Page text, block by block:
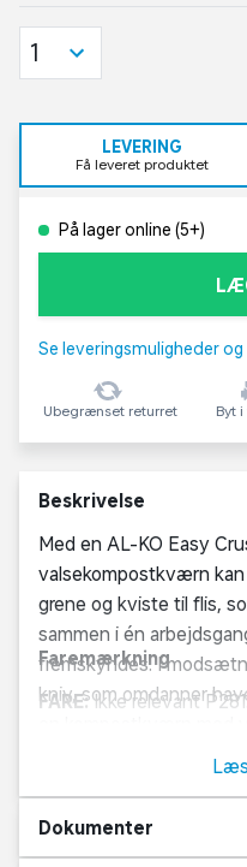
1
LEVERING
Få leveret produktet
På lager online (5+)
Se leveringsmuligheder
Ubegrænset returret Byt
Beskrivelse
Med en AL-KO Easy
valsekompostkværn
grene og kviste til flis,
sammen i én
fremskyndes. I
kniv, som omdanner
som betyder, at
Faremærkning
FARE: Ikke relevant
Dokumenter